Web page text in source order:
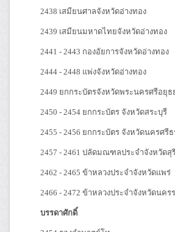
2438 เสมียนศาลจังหวัดอ่างทอง
2439 เสมียนมหาดไทยจังหวัดอ่างทอง
2441 - 2443 กองอัยการจังหวัดอ่างทอง
2444 - 2448 แพ่งจังหวัดอ่างทอง
2449 ยกกระบัตรจังหวัดพระนครศรีอยุธ
2450 - 2454 ยกกระบัตร จังหวัดสระบุรี
2455 - 2456 ยกกระบัตร จังหวัดนครศรี
2457 - 2461 ปลัดมณฑลประจำจังหวัด
2462 - 2465 ข้าหลวงประจำจังหวัดแพร่
2466 - 2472 ข้าหลวงประจำจังหวัดนคร
บรรดาศักดิ์